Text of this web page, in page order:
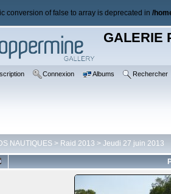
conversion of false to array is deprecated in /
GALERIE
Connexion Albums Rechercher
NAUTIQUES > Raid 2013 > Jeudi 27 juin 2013